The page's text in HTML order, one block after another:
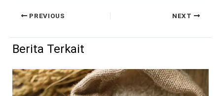
PREVIOUS NEXT
Berita Terkait